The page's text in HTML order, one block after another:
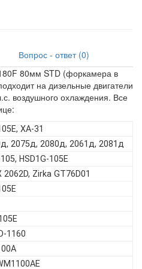
Вопрос - ответ (0)
80мм STD (форкамера в
на дизельные двигатели
воздушного охлаждения. Все
ХА-31
2075д, 2080д, 2061д, 2081д
HSD1G-105E
2062D, Zirka GT76D01
1160